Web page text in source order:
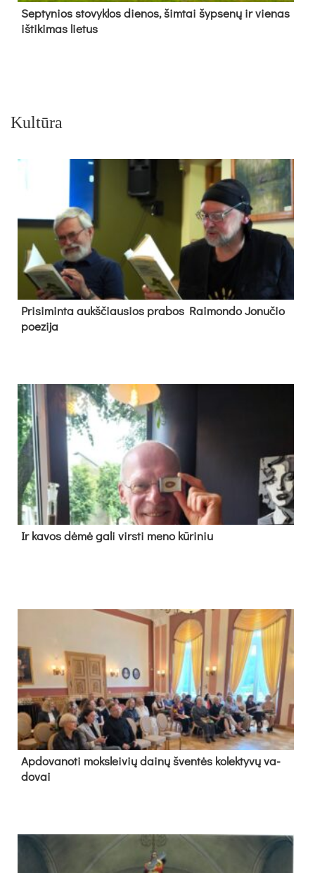
Sep­ty­nios sto­vyk­los die­nos, šim­tai šyp­se­nų ir vie­nas
iš­ti­ki­mas lie­tus
Kultūra
Pri­si­min­ta aukš­čiau­sios pra­bos Rai­mon­do Jo­nu­čio
poe­zi­ja
Ir ka­vos dė­mė ga­li virs­ti me­no kū­ri­niu
Ap­do­va­no­ti moks­lei­vių dai­nų šven­tės ko­lek­ty­vų va­
do­vai